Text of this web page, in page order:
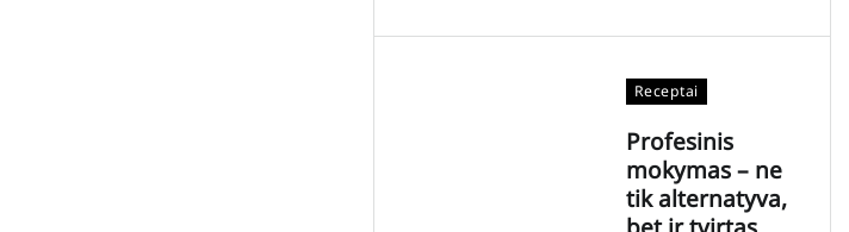
Receptai
Profesinis
mokymas – ne
tik alternatyva,